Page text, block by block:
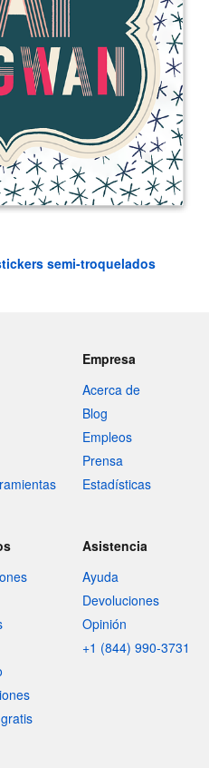
semi-troquelados
Empresa
Acerca de
Blog
Empleos
Prensa
Estadísticas
Asistencia
Ayuda
Devoluciones
Opinión
+1 (844) 990-3731